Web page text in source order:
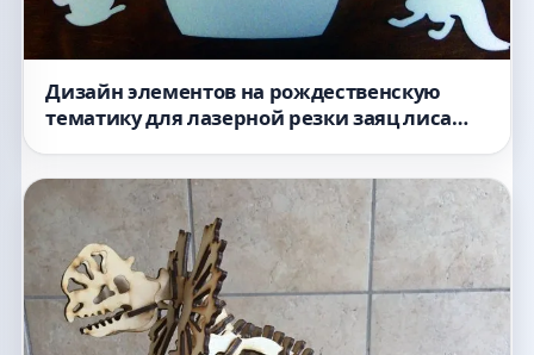
Дизайн элементов на рождественскую
тематику для лазерной резки заяц лиса